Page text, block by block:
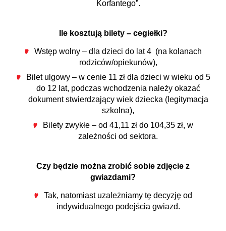
Korfantego”.
Ile kosztują bilety – cegiełki?
Wstęp wolny – dla dzieci do lat 4 (na kolanach
rodziców/opiekunów),
Bilet ulgowy – w cenie 11 zł dla dzieci w wieku od 5
do 12 lat, podczas wchodzenia należy okazać
dokument stwierdzający wiek dziecka (legitymacja
szkolna),
Bilety zwykłe – od 41,11 zł do 104,35 zł, w
zależności od sektora.
Czy będzie można zrobić sobie zdjęcie z
gwiazdami?
Tak, natomiast uzależniamy tę decyzję od
indywidualnego podejścia gwiazd.